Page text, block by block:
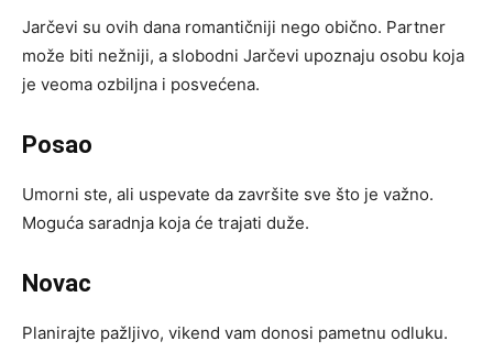
Jarčevi su ovih dana romantičniji nego obično. Partner
može biti nežniji, a slobodni Jarčevi upoznaju osobu koja
je veoma ozbiljna i posvećena.
Posao
Umorni ste, ali uspevate da završite sve što je važno.
Moguća saradnja koja će trajati duže.
Novac
Planirajte pažljivo, vikend vam donosi pametnu odluku.